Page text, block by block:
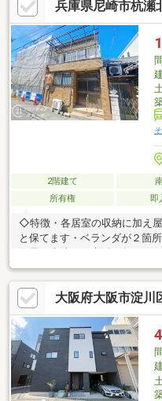
沿い全店駅前に8店舗展開中（
丹市・西宮市・川西市・宝塚
軽にお問い合わせください
兵庫県尼崎市杭瀬
2階建て
所有権
即
◇特徴・各居室の収納に加え
と保てます・ベランダが２箇
です◇立地・尼崎市立長洲小
中学校まで徒歩約１４分◆◇
扱い方のプロ、ファイナンシ
ト！２．買い替えなどにも対
たくさんの銀行と繋がりがあ
査が可能！
大阪府大阪市淀川